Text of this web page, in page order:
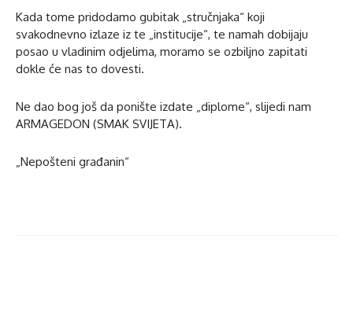
Kada tome pridodamo gubitak „stručnjaka“ koji
svakodnevno izlaze iz te „institucije“, te namah dobijaju
posao u vladinim odjelima, moramo se ozbiljno zapitati
dokle će nas to dovesti.
Ne dao bog još da ponište izdate „diplome“, slijedi nam
ARMAGEDON (SMAK SVIJETA).
„Nepošteni građanin“